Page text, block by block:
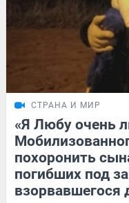
СТРАНА И МИР
«Я Любу очень
похоронить
погибших под
взорвавшегося